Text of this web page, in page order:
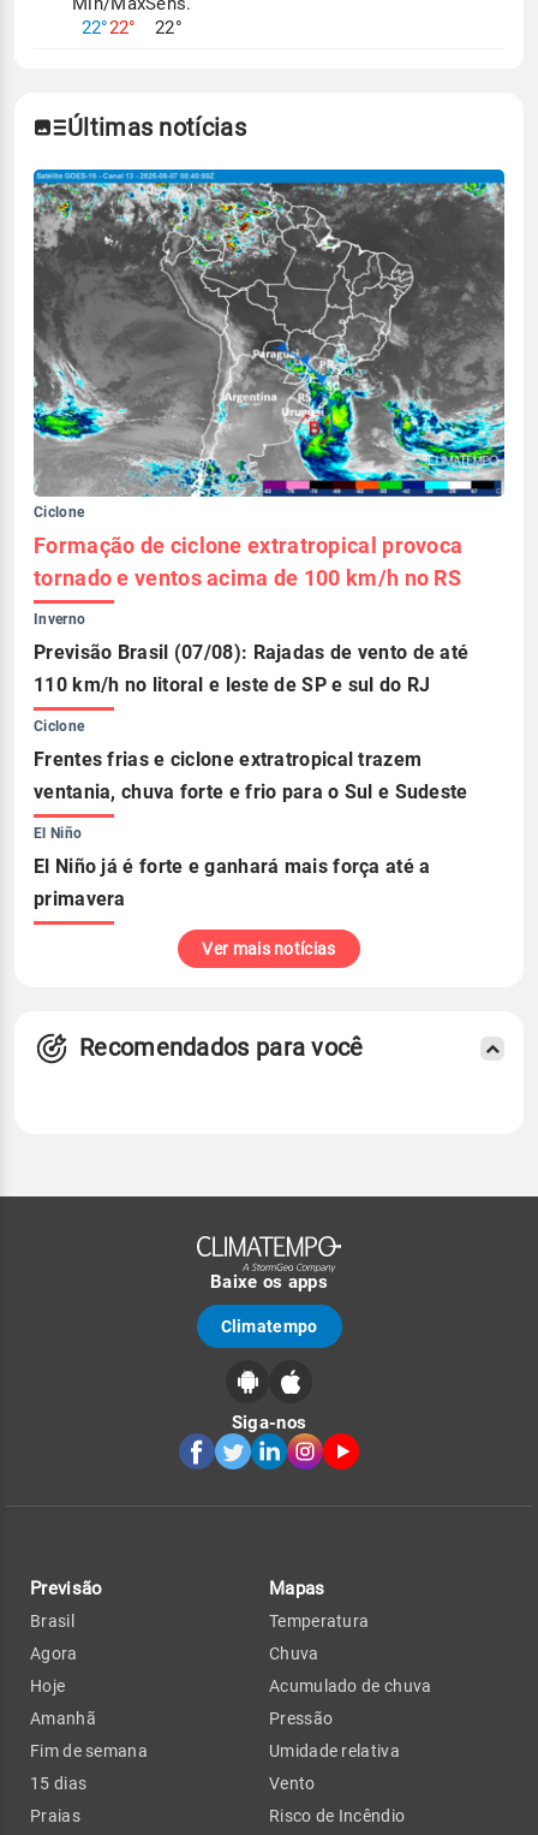
22°22°
22°
Últimas notícias
Ciclone
Formação de ciclone extratropical provoca
tornado e ventos acima de 100 km/h no RS
Inverno
Previsão Brasil (07/08): Rajadas de vento de até
110 km/h no litoral e leste de SP e sul do RJ
Ciclone
Frentes frias e ciclone extratropical trazem
ventania, chuva forte e frio para o Sul e Sudeste
El Niño
El Niño já é forte e ganhará mais força até a
primavera
Ver mais notícias
Recomendados para você
Baixe os apps
Climatempo
Siga-nos
Previsão
Brasil
Agora
Hoje
Amanhã
Fim de semana
15 dias
Praias
Mapas
Temperatura
Chuva
Acumulado de chuva
Pressão
Umidade relativa
Vento
Risco de Incêndio